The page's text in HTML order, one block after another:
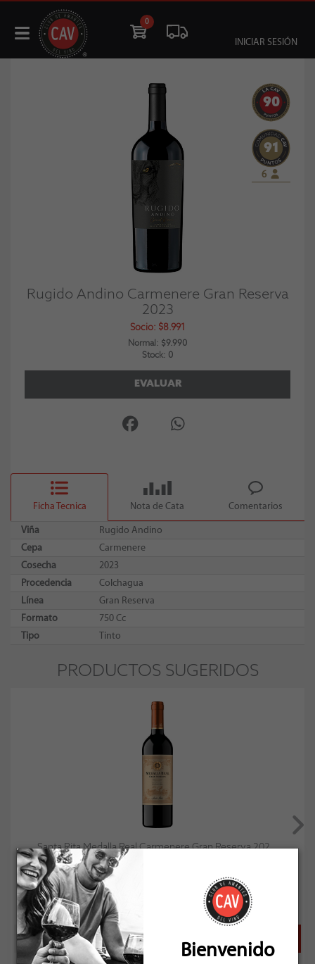
0
INICIAR SESIÓN
90
91
6
Rugido Andino Carmenere Gran Reserva
2023
Socio: $8.991
Normal: $9.990
Stock: 0
EVALUAR
Ficha Tecnica Nota de Cata Comentarios
Viña
Rugido Andino
Cepa
Carmenere
Cosecha
2023
Procedencia
Colchagua
Línea
Gran Reserva
Formato
750 Cc
Tipo
Tinto
PRODUCTOS SUGERIDOS
Santa Rita Medalla Real Carmenere Gran Reserva 202...
Bienvenido